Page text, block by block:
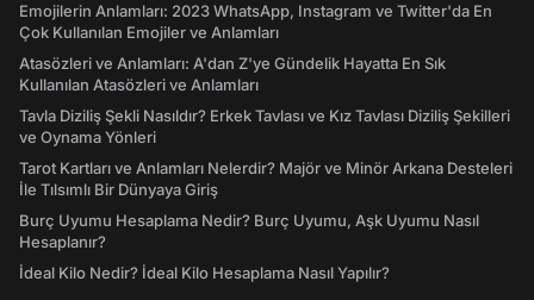
Emojilerin Anlamları: 2023 WhatsApp, Instagram ve Twitter'da En
Çok Kullanılan Emojiler ve Anlamları
Atasözleri ve Anlamları: A'dan Z'ye Gündelik Hayatta En Sık
Kullanılan Atasözleri ve Anlamları
Tavla Diziliş Şekli Nasıldır? Erkek Tavlası ve Kız Tavlası Diziliş Şekilleri
ve Oynama Yönleri
Tarot Kartları ve Anlamları Nelerdir? Majör ve Minör Arkana Desteleri
İle Tılsımlı Bir Dünyaya Giriş
Burç Uyumu Hesaplama Nedir? Burç Uyumu, Aşk Uyumu Nasıl
Hesaplanır?
İdeal Kilo Nedir? İdeal Kilo Hesaplama Nasıl Yapılır?